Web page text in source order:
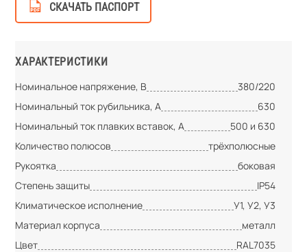
СКАЧАТЬ ПАСПОРТ
ХАРАКТЕРИСТИКИ
Номинальное напряжение, В
380/220
Номинальный ток рубильника, А
630
Номинальный ток плавких вставок, А
500 и 630
Количество полюсов
трёхполюсные
Рукоятка
боковая
Степень защиты
IP54
Климатическое исполнение
У1, У2, У3
Материал корпуса
металл
Цвет
RAL7035